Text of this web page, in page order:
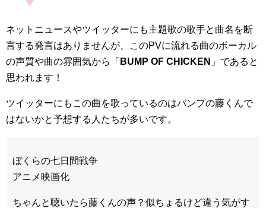
ネットニュースやツイッターにも主題歌の歌手と曲名を断
言する発言はありませんが、このPVに流れる曲のボーカル
の声質や曲の雰囲気から「 BUMP OF CHICKEN 」であると
思われます！
ツイッターにもこの曲を歌っているのはバンプの藤くんで
はないかと予想する人たちが多いです。
ぼくらの七日間戦争
アニメ映画化
ちゃんと聴いたら藤くんの声？似ちょるけど違う気がす